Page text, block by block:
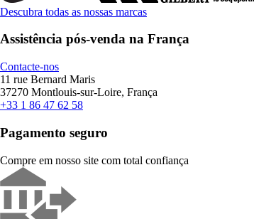
Descubra todas as nossas marcas
Assistência pós-venda na França
Contacte-nos
11 rue Bernard Maris
37270 Montlouis-sur-Loire, França
+33 1 86 47 62 58
Pagamento seguro
Compre em nosso site com total confiança